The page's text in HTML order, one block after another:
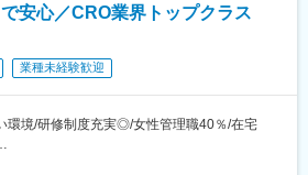
定める業務
能です
顧客に付加価値を提供する」等々、個人の経
じたキャリアパスが用意されています。さら
安心／CRO業界トップクラス
業種未経験歓迎
環境/研修制度充実◎/女性管理職40％/在宅